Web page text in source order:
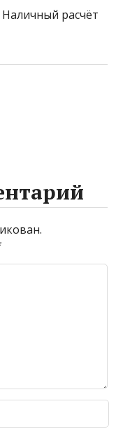
расчёт